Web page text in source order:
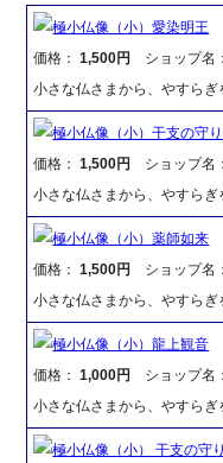
極小仏像（小）愛染明王
価格：1,500円
ショップ名
小さな仏さまから、やすらぎ
極小仏像（小）干支の守
価格：1,500円
ショップ名
小さな仏さまから、やすらぎ
極小仏像（小）薬師如来
価格：1,500円
ショップ名
小さな仏さまから、やすらぎ
極小仏像（小）龍上観音
価格：1,000円
ショップ名
小さな仏さまから、やすらぎ
極小仏像（小） 干支の守